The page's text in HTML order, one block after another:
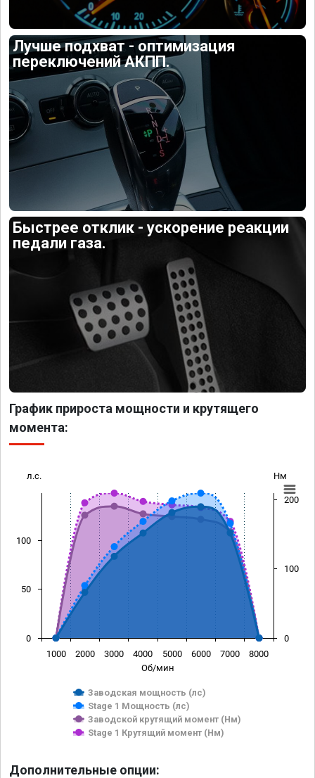
Лучше подхват - оптимизация
переключений АКПП.
Быстрее отклик - ускорение реакции
педали газа.
График прироста мощности и крутящего
момента:
Об/мин
л.с. Нм
Заводская мощность (лс)
Stage 1 Мощность (лс)
Заводской крутящий момент (Нм)
Stage 1 Крутящий момент (Нм)
1000 2000 3000 4000 5000 6000 7000 8000
0
50
100
0
100
200
Дополнительные опции: